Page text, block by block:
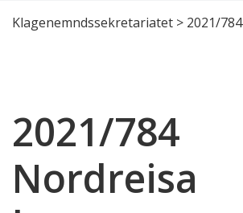
Klagenemndssekretariatet > 2021/784
2021/784
Nordreisa